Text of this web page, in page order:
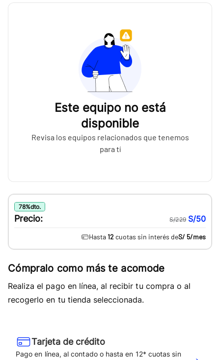
Este equipo no está
disponible
Revisa los equipos relacionados que tenemos
para tí
78%dto.
Precio: S/229 S/50
Hasta 12 cuotas sin interés deS/ 5/mes
Cómpralo como más te acomode
Realiza el pago en línea, al recibir tu compra o al
recogerlo en tu tienda seleccionada.
Tarjeta de crédito
Pago en línea, al contado o hasta en 12* cuotas sin